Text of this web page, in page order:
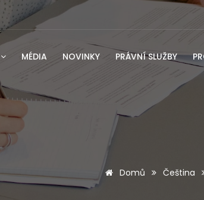
MÉDIA NOVINKY PRÁVNÍ SLUŽBY
Domů Čeština